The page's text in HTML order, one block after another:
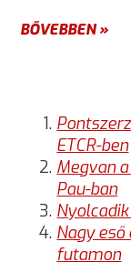
BŐVEBBEN »
ETCR-ben
Megvan
Pau-ban
Nagy
futamon